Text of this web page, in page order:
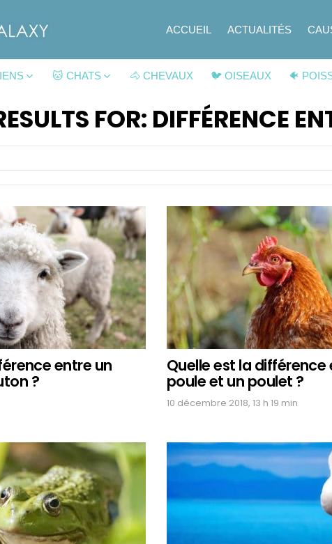
ACCUEIL ACTUALITÉS
🐱 CHATS 🐴 CHEVAUX 🐦 OISEAUX 🐠
FOR: DIFFÉRENCE
entre un
?
Quelle est la différence
poule et un poulet ?
10 décembre 2018, 13 h 19 min